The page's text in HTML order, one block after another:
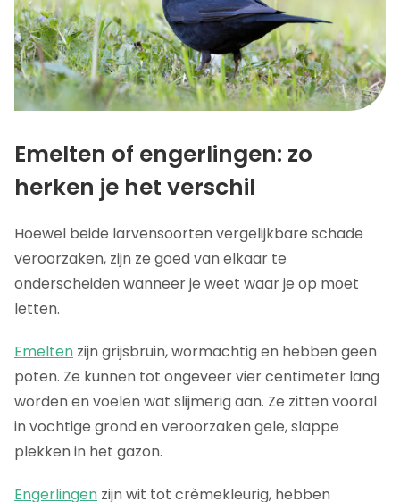
Emelten of engerlingen: zo
herken je het verschil
Hoewel beide larvensoorten vergelijkbare schade
veroorzaken, zijn ze goed van elkaar te
onderscheiden wanneer je weet waar je op moet
letten.
Emelten zijn grijsbruin, wormachtig en hebben geen
poten. Ze kunnen tot ongeveer vier centimeter lang
worden en voelen wat slijmerig aan. Ze zitten vooral
in vochtige grond en veroorzaken gele, slappe
plekken in het gazon.
Engerlingen zijn wit tot crèmekleurig, hebben